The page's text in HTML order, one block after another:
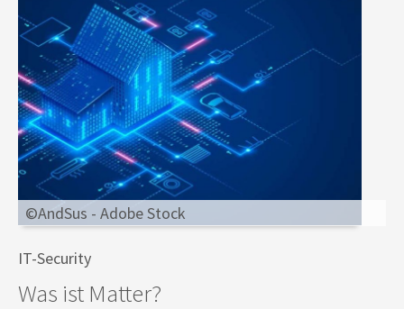
©AndSus - Adobe Stock
IT-Security
Was ist Matter?